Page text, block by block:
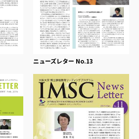
ニューズレター No.13